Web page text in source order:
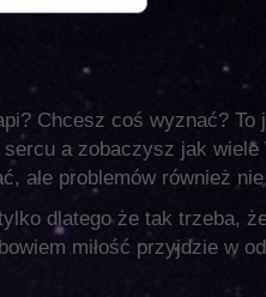
Chcesz coś wyznać? To
a zobaczysz jak wiele
ale problemów również nie.
dlatego że tak trzeba,
miłość przyjdzie w